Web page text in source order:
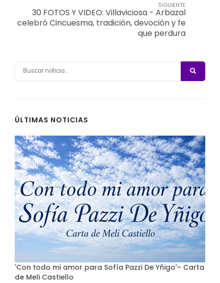
SIGUIENTE
30 FOTOS Y VIDEO: Villaviciosa - Arbazal
celebró Cincuesma, tradición, devoción y fe
que perdura
ÚLTIMAS NOTICIAS
'Con todo mi amor para Sofía Pazzi De Yñigo'– Carta
de Meli Castiello